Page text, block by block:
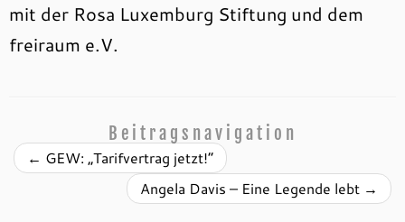
mit der Rosa Luxemburg Stiftung und dem
freiraum e.V.
Beitragsnavigation
← GEW: „Tarifvertrag jetzt!“
Angela Davis – Eine Legende lebt →